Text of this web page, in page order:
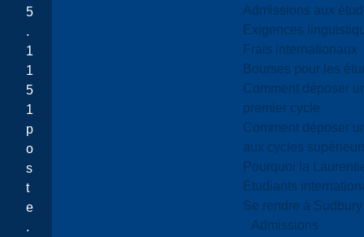
Admissions aux
Exigences
Frais internationaux
Bourses pour les
Comment déposer
premier cycle
Comment déposer
aux cycles
Pourquoi la
Étudiants
Se rendre à Sudbury
Admissions
5
.
1
1
5
1
p
o
s
t
e
.